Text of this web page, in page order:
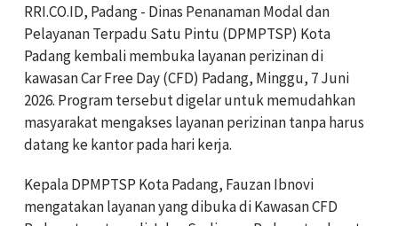
RRI.CO.ID, Padang - Dinas Penanaman Modal dan
Pelayanan Terpadu Satu Pintu (DPMPTSP) Kota
Padang kembali membuka layanan perizinan di
kawasan Car Free Day (CFD) Padang, Minggu, 7 Juni
2026. Program tersebut digelar untuk memudahkan
masyarakat mengakses layanan perizinan tanpa harus
datang ke kantor pada hari kerja.
Kepala DPMPTSP Kota Padang, Fauzan Ibnovi
mengatakan layanan yang dibuka di Kawasan CFD